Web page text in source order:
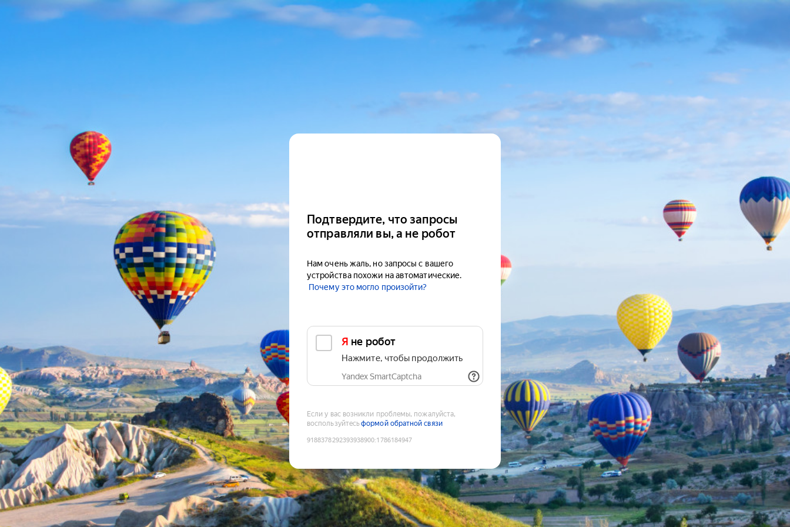
Подтвердите, что запросы
отправляли вы, а не робот
Нам очень жаль, но запросы с вашего
устройства похожи на автоматические.
Почему это могло произойти?
Я не робот
Нажмите, чтобы продолжить
Yandex SmartCaptcha
Если у вас возникли проблемы, пожалуйста,
воспользуйтесьформой обратной связи
9188378292393938900:1786184947